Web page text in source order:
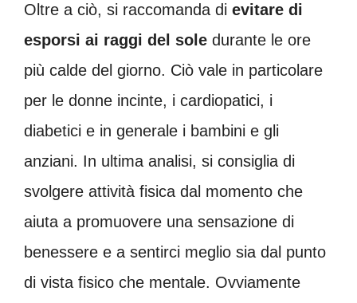
Oltre a ciò, si raccomanda di evitare di
esporsi ai raggi del sole durante le ore
più calde del giorno. Ciò vale in particolare
per le donne incinte, i cardiopatici, i
diabetici e in generale i bambini e gli
anziani. In ultima analisi, si consiglia di
svolgere attività fisica dal momento che
aiuta a promuovere una sensazione di
benessere e a sentirci meglio sia dal punto
di vista fisico che mentale. Ovviamente